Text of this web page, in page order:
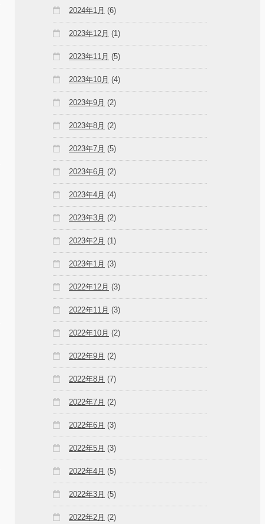
2024年1月 (6)
2023年12月 (1)
2023年11月 (5)
2023年10月 (4)
2023年9月 (2)
2023年8月 (2)
2023年7月 (5)
2023年6月 (2)
2023年4月 (4)
2023年3月 (2)
2023年2月 (1)
2023年1月 (3)
2022年12月 (3)
2022年11月 (3)
2022年10月 (2)
2022年9月 (2)
2022年8月 (7)
2022年7月 (2)
2022年6月 (3)
2022年5月 (3)
2022年4月 (5)
2022年3月 (5)
2022年2月 (2)